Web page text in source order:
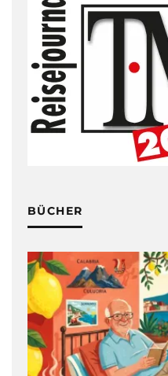
BÜCHER